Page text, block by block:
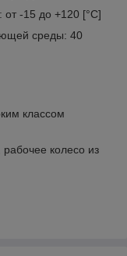
от -15 до +120 [°С]
среды: 40
классом
рабочее колесо из